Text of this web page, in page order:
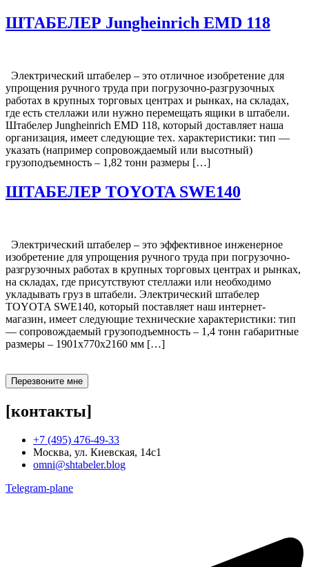
ШТАБЕЛЕР Jungheinrich EMD 118
Электрический штабелер – это отличное изобретение для
упрощения ручного труда при погрузочно-разгрузочных
работах в крупных торговых центрах и рынках, на складах,
где есть стеллажи или нужно перемещать ящики в штабели.
Штабелер Jungheinrich EMD 118, который доставляет наша
организация, имеет следующие тех. характеристики: тип —
указать (например сопровождаемый или высотный)
грузоподъемность – 1,82 тонн размеры […]
ШТАБЕЛЕР TOYOTA SWE140
Электрический штабелер – это эффективное инженерное
изобретение для упрощения ручного труда при погрузочно-
разгрузочных работах в крупных торговых центрах и рынках,
на складах, где присутствуют стеллажи или необходимо
укладывать груз в штабели. Электрический штабелер
TOYOTA SWE140, который поставляет наш интернет-
магазин, имеет следующие технические характеристики: тип
— сопровождаемый грузоподъемность – 1,4 тонн габаритные
размеры – 1901x770x2160 мм […]
Перезвоните мне
[контакты]
+7 (495) 476-49-33
Москва, ул. Киевская, 14с1
omni@shtabeler.blog
Telegram-plane